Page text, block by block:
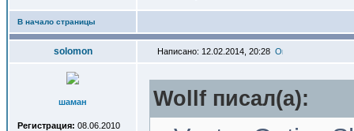
В начало страницы
solomon Написано: 12.02.2014, 20:28
шаман
Регистрация: 08.06.2010
Wollf писал(a):